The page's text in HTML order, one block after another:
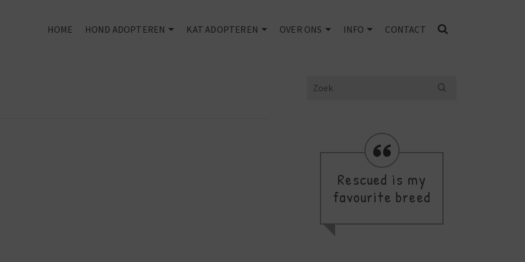
HOME HOND ADOPTEREN KAT ADOPTEREN OVER ONS INFO CONTACT
Search
Rescued is my
favourite breed